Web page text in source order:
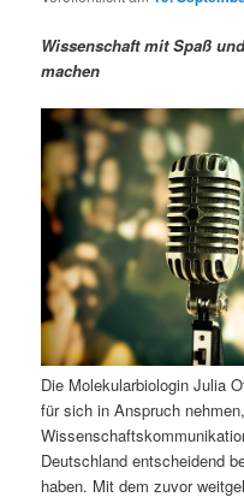
ä
r
e
I
n
h
a
l
n
d
ä
e
n
I
n
h
n
v
i
g
t
i
o
Wissenschaft mit Spaß
machen
Die Molekularbiologin Julia
für sich in Anspruch
Deutschland entscheidend
haben. Mit dem zuvor